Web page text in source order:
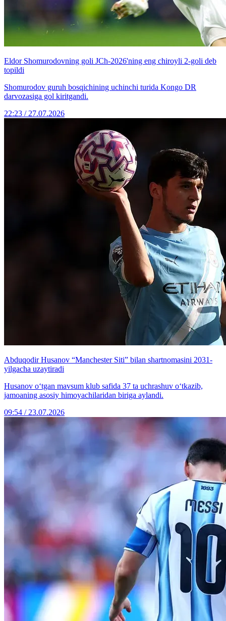
Eldor Shomurodovning goli JCh-2026'ning eng chiroyli 2-goli deb
topildi
Shomurodov guruh bosqichining uchinchi turida Kongo DR
darvozasiga gol kiritgandi.
22:23 / 27.07.2026
Abduqodir Husanov “Manchester Siti” bilan shartnomasini 2031-
yilgacha uzaytiradi
Husanov o‘tgan mavsum klub safida 37 ta uchrashuv o‘tkazib,
jamoaning asosiy himoyachilaridan biriga aylandi.
09:54 / 23.07.2026